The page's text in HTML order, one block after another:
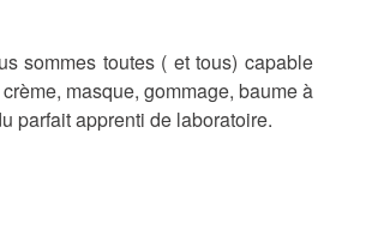
sommes toutes ( et tous) capable
masque, gommage, baume à
parfait apprenti de laboratoire.